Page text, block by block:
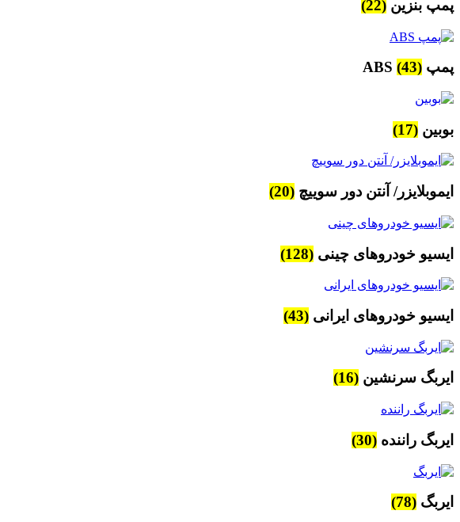
پمپ بنزین (22)
پمپ ABS (43)
بوبین (17)
ایموبلایزر/ آنتن دور سوییچ (20)
ایسیو خودروهای چینی (128)
ایسیو خودروهای ایرانی (43)
ایربگ سرنشین (16)
ایربگ راننده (30)
ایربگ (78)